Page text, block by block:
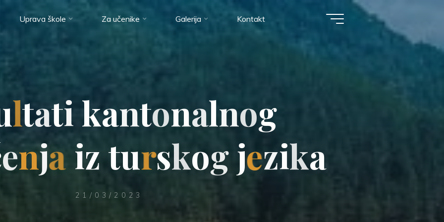
Uprava škole Za učenike Galerija Kontakt
ltati kantonalnog
enja iz turskogjezika
21/03/2023